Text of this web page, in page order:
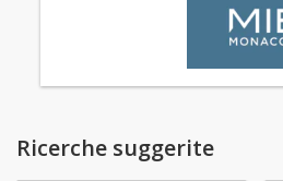
Ricerche suggerite